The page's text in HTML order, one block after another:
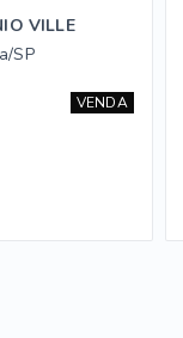
VILLE
SP
VENDA